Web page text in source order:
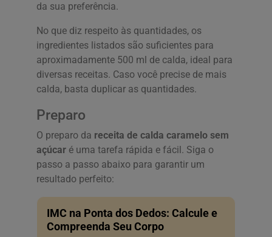
da sua preferência.
No que diz respeito às quantidades, os
ingredientes listados são suficientes para
aproximadamente 500 ml de calda, ideal para
diversas receitas. Caso você precise de mais
calda, basta duplicar as quantidades.
Preparo
O preparo da receita de calda caramelo sem
açúcar é uma tarefa rápida e fácil. Siga o
passo a passo abaixo para garantir um
resultado perfeito:
IMC na Ponta dos Dedos: Calcule e
Compreenda Seu Corpo